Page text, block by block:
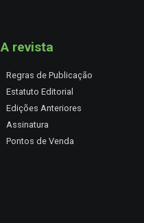
A revista
Regras de Publicação
Estatuto Editorial
Edições Anteriores
Assinatura
Pontos de Venda